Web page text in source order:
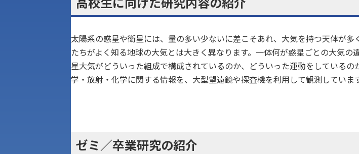
太陽系の惑星や衛星には、量の多い少ないに差こそあれ、大気を持つ天体が
たちがよく知る地球の大気とは大きく異なります。一体何が惑星ごとの大気
星大気がどういった組成で構成されているのか、どういった運動をしている
学・放射・化学に関する情報を、大型望遠鏡や探査機を利用して観測しています
ゼミ／卒業研究の紹介